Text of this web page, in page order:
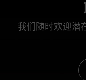
我们随时欢迎潜